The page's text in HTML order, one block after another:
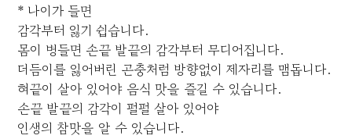
* 나이가 들면
감각부터 잃기 쉽습니다.
몸이 병들면 손끝 발끝의 감각부터 무디어집니다.
더듬이를 잃어버린 곤충처럼 방향없이 제자리를 맴돕니다.
혀끝이 살아 있어야 음식 맛을 즐길 수 있습니다.
손끝 발끝의 감각이 펄펄 살아 있어야
인생의 참맛을 알 수 있습니다.